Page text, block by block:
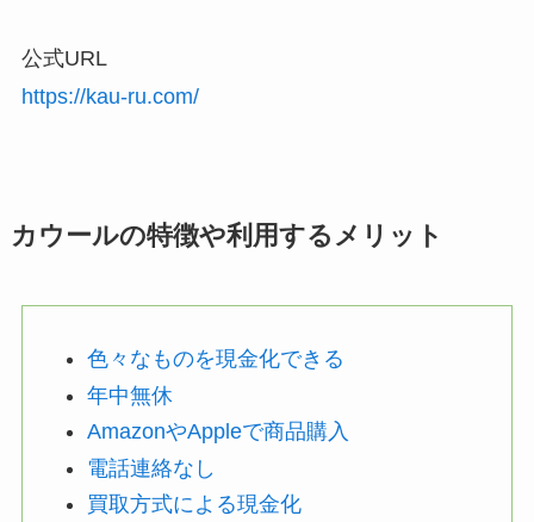
公式URL
https://kau-ru.com/
カウールの特徴や利用するメリット
色々なものを現金化できる
年中無休
AmazonやAppleで商品購入
電話連絡なし
買取方式による現金化